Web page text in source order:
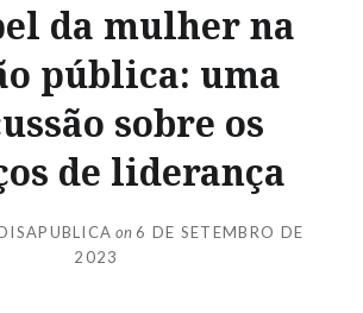
da mulher na
pública: uma
sobre os
de liderança
on6 DE SETEMBRO DE
2023